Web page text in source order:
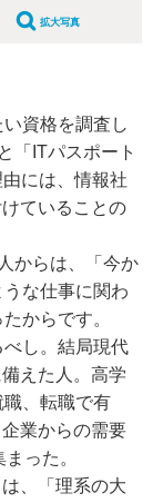
拡大写真
資格を調査し
「ITパスポート
には、情報社
ていることの
からは、「今か
な仕事に関わ
からです。
べし。結局現代
えた人。高学
、転職で有
業からの需要
った。
、「理系の大